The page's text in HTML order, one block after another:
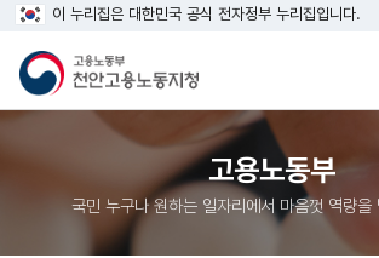
이 누리집은 대한민국 공식 전자정부 누리집입니다.
고용노동부
국민 누구나 원하는 일자리에서 마음껏 역량을